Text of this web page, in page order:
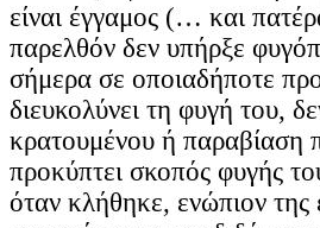
είναι έγγαμος (… και
παρελθόν δεν υπήρξε
σήμερα σε οποιαδήποτε
διευκολύνει τη φυγή του,
κρατουμένου ή παραβίαση
προκύπτει σκοπός φυγής
όταν κλήθηκε, ενώπιον της